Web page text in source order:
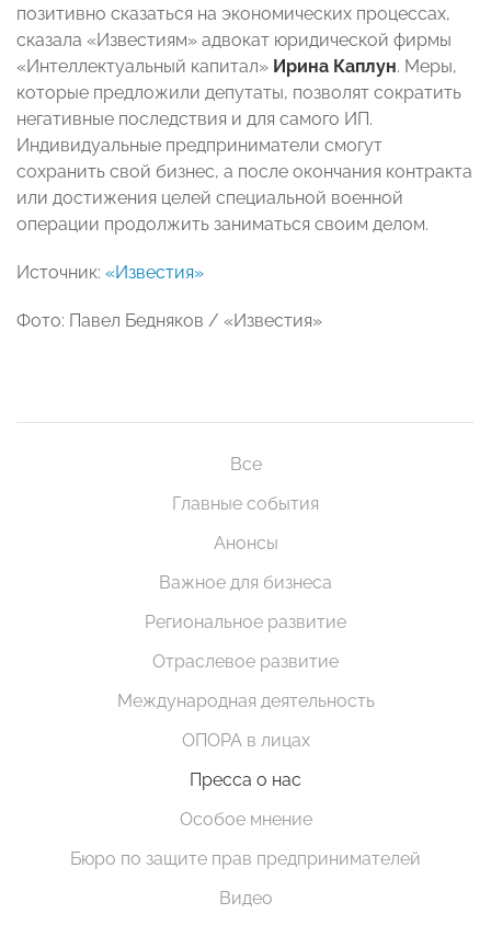
позитивно сказаться на экономических процессах,
сказала «Известиям» адвокат юридической фирмы
«Интеллектуальный капитал» Ирина Каплун. Меры,
которые предложили депутаты, позволят сократить
негативные последствия и для самого ИП.
Индивидуальные предприниматели смогут
сохранить свой бизнес, а после окончания контракта
или достижения целей специальной военной
операции продолжить заниматься своим делом.
Источник: «Известия»
Фото: Павел Бедняков / «Известия»
Все
Главные события
Анонсы
Важное для бизнеса
Региональное развитие
Отраслевое развитие
Международная деятельность
ОПОРА в лицах
Пресса о нас
Особое мнение
Бюро по защите прав предпринимателей
Видео